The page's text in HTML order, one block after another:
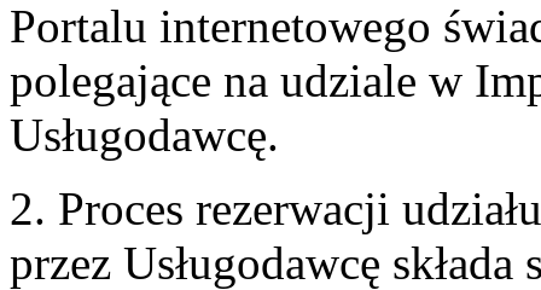
Portalu internetowego
polegające na udziale w
Usługodawcę.
2. Proces rezerwacji
przez Usługodawcę